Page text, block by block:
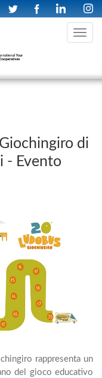
Toggle
di
- Evento
rappresenta un
del gioco educativo